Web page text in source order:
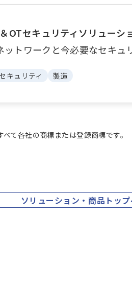
OTセキュリティソリューシ
ットワークと今必要なセキュ
キュリティ 製造
て各社の商標または登録商標です。
ソリューション・商品トッ